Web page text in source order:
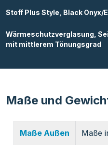
Stoff Plus Style, Black Onyx/
Wärmeschutzverglasung,
mit mittlerem Tönungsgrad
Maße und
Maße Außen Maße